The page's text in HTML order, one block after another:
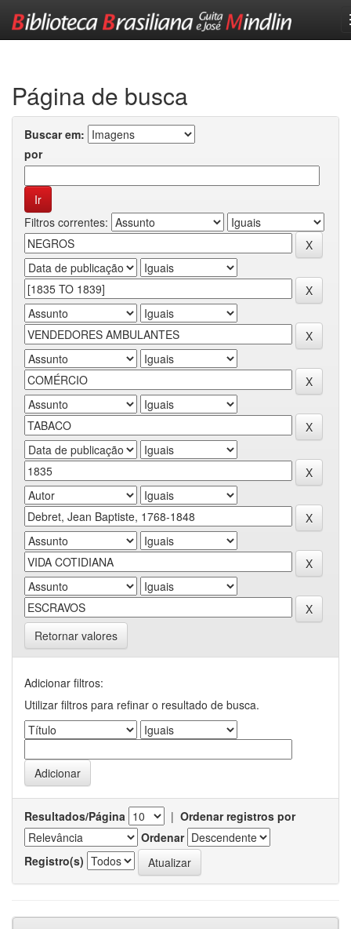
Página de busca
Buscar em:
por
Filtros correntes:
Retornar valores
Adicionar filtros:
Utilizar filtros para refinar o resultado de busca.
Resultados/Página | Ordenar registros por
Ordenar
Registro(s)